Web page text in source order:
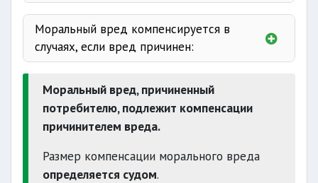
причиненный жизни
продавцом (изготовителем,
исполнителем);
вреда, причиненного ему вследствие
недостатков товара;
подлежит
возмещению
Моральный вред компенсируется в
случаях, если вред причинен:
осуждения
Моральный вред, причиненный
потребителю, подлежит компенсации
причинителем вреда.
Размер компенсации морального вреда
определяется судом.